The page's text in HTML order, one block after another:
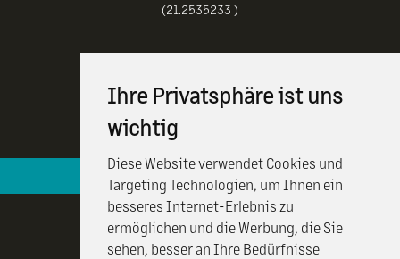
Ihre Privatsphäre ist uns
wichtig
Diese Website verwendet Cookies und
Targeting Technologien, um Ihnen ein
besseres Internet-Erlebnis zu
ermöglichen und die Werbung, die Sie
sehen, besser an Ihre Bedürfnisse
(21.2535233 )
Hotelová recepcia je k vašim službám 24 / 7